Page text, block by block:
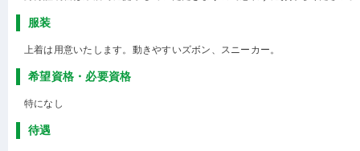
服装
上着は用意いたします。動きやすいズボン、スニーカー。
希望資格・必要資格
特になし
待遇